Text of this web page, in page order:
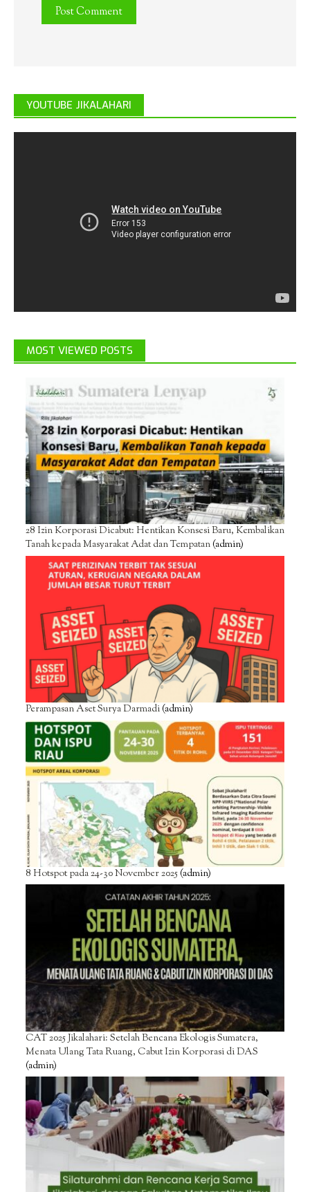
YOUTUBE JIKALAHARI
MOST VIEWED POSTS
28 Izin Korporasi Dicabut: Hentikan Konsesi Baru, Kembalikan
Tanah kepada Masyarakat Adat dan Tempatan(admin)
Perampasan Aset Surya Darmadi(admin)
8 Hotspot pada 24-30 November 2025(admin)
CAT 2025 Jikalahari: Setelah Bencana Ekologis Sumatera,
Menata Ulang Tata Ruang, Cabut Izin Korporasi di DAS
(admin)